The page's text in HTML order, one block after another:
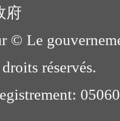
府
© Le
réservés.